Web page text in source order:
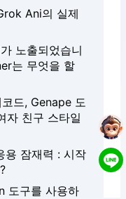
Ani의 실제
노출되었습니
는 무엇을 할
드, Genape 도
자 친구 스타일
용 잠재력 : 시작
도구를 사용하